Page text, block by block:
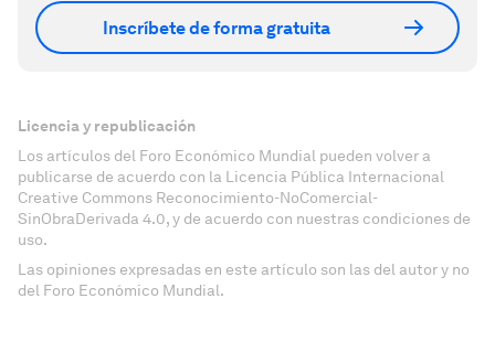
Inscríbete de forma gratuita
Licencia y republicación
Los artículos del Foro Económico Mundial pueden volver a
publicarse de acuerdo con la Licencia Pública Internacional
Creative Commons Reconocimiento-NoComercial-
SinObraDerivada 4.0, y de acuerdo con nuestras condiciones de
uso.
Las opiniones expresadas en este artículo son las del autor y no
del Foro Económico Mundial.